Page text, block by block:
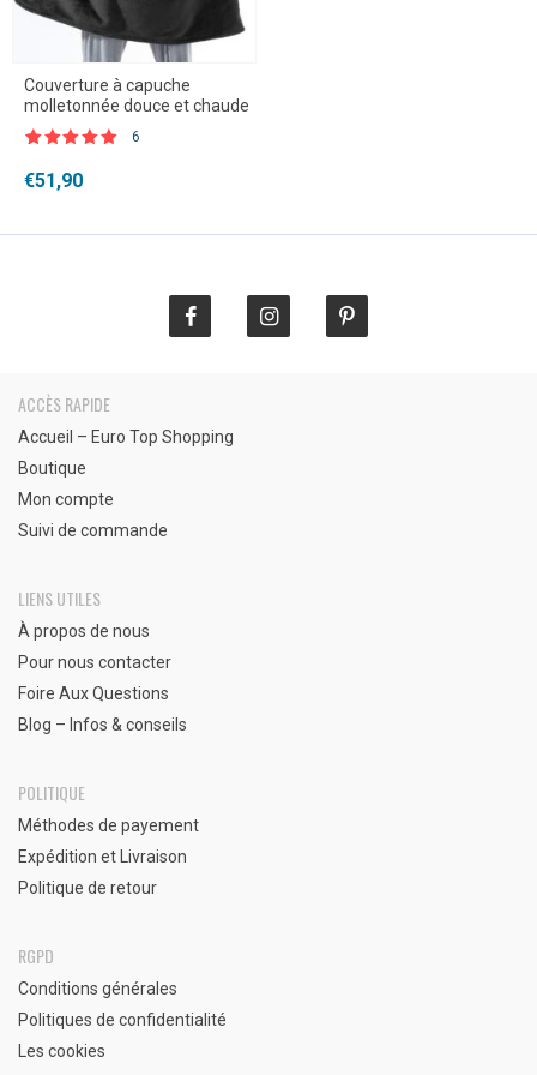
Couverture à capuche
molletonnée douce et chaude
sur
6
€51,90
ACCÈS RAPIDE
Accueil – Euro Top Shopping
Boutique
Mon compte
Suivi de commande
LIENS UTILES
À propos de nous
Pour nous contacter
Foire Aux Questions
Blog – Infos & conseils
POLITIQUE
Méthodes de payement
Expédition et Livraison
Politique de retour
RGPD
Conditions générales
Politiques de confidentialité
Les cookies